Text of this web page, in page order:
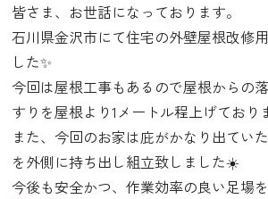
皆さま、お世話になっております。
石川県金沢市にて住宅の外壁屋根改修
した✨
今回は屋根工事もあるので屋根からの
すりを屋根より1メートル程上げており
また、今回のお家は庇がかなり出てい
を外側に持ち出し組立致しました☀️
今後も安全かつ、作業効率の良い足場